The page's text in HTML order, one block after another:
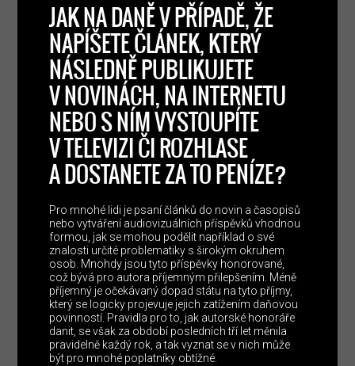
JAK NA DANĚ V PŘÍPADĚ, ŽE
NAPÍŠETE ČLÁNEK, KTERÝ
NÁSLEDNĚ PUBLIKUJETE
V NOVINÁCH, NA INTERNETU
NEBO S NÍM VYSTOUPÍTE
V TELEVIZI ČI ROZHLASE
A DOSTANETE ZA TO PENÍZE?
Pro mnohé lidi je psaní článků do novin a časopisů
nebo vytváření audiovizuálních příspěvků vhodnou
formou, jak se mohou podělit například o své
znalosti určité problematiky s širokým okruhem
osob. Mnohdy jsou tyto příspěvky honorované,
což bývá pro autora příjemným přilepšením. Méně
příjemný je očekávaný dopad státu na tyto příjmy,
který se logicky projevuje jejich zatížením daňovou
povinností. Pravidla pro to, jak autorské honoráře
danit, se však za období posledních tří let měnila
pravidelně každý rok, a tak vyznat se v nich může
být pro mnohé poplatníky obtížné.